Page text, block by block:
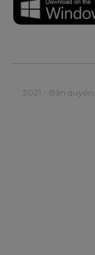
2021 - Bản